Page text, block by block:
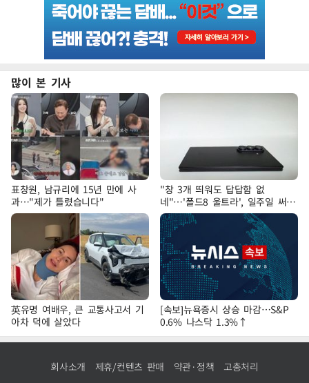
많이 본 기사
표창원, 남규리에 15년 만에 사
과…"제가 틀렸습니다"
"창 3개 띄워도 답답함 없
네"…'폴드8 울트라', 일주일 써보
니
英유명 여배우, 큰 교통사고서 기
아차 덕에 살았다
[속보]뉴욕증시 상승 마감…S&P
0.6% 나스닥 1.3%↑
회사소개 제휴/컨텐츠 판매 약관·정책 고충처리